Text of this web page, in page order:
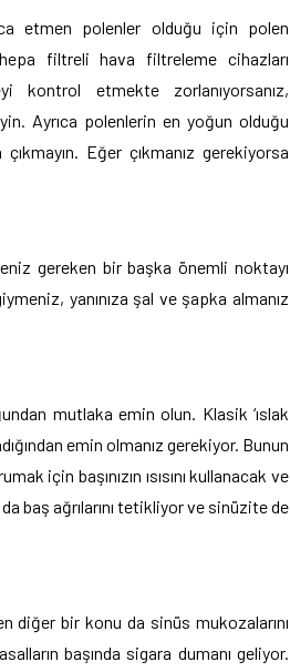
etmen polenler olduğu için polen
filtreli hava filtreleme cihazları
kontrol etmekte zorlanıyorsanız,
Ayrıca polenlerin en yoğun olduğu
Eğer çıkmanız gerekiyorsa
gereken bir başka önemli noktayı
yanınıza şal ve şapka almanız
mutlaka emin olun. Klasik ‘ıslak
emin olmanız gerekiyor. Bunun
için başınızın ısısını kullanacak ve
baş ağrılarını tetikliyor ve sinüzite de
diğer bir konu da sinüs mukozalarını
başında sigara dumanı geliyor.